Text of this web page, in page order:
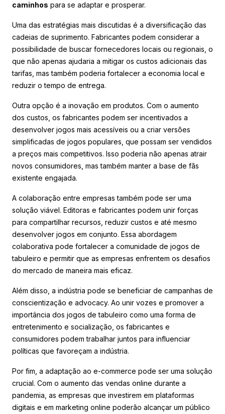
caminhos para se adaptar e prosperar.
Uma das estratégias mais discutidas é a diversificação das
cadeias de suprimento. Fabricantes podem considerar a
possibilidade de buscar fornecedores locais ou regionais, o
que não apenas ajudaria a mitigar os custos adicionais das
tarifas, mas também poderia fortalecer a economia local e
reduzir o tempo de entrega.
Outra opção é a inovação em produtos. Com o aumento
dos custos, os fabricantes podem ser incentivados a
desenvolver jogos mais acessíveis ou a criar versões
simplificadas de jogos populares, que possam ser vendidos
a preços mais competitivos. Isso poderia não apenas atrair
novos consumidores, mas também manter a base de fãs
existente engajada.
A colaboração entre empresas também pode ser uma
solução viável. Editoras e fabricantes podem unir forças
para compartilhar recursos, reduzir custos e até mesmo
desenvolver jogos em conjunto. Essa abordagem
colaborativa pode fortalecer a comunidade de jogos de
tabuleiro e permitir que as empresas enfrentem os desafios
do mercado de maneira mais eficaz.
Além disso, a indústria pode se beneficiar de campanhas de
conscientização e advocacy. Ao unir vozes e promover a
importância dos jogos de tabuleiro como uma forma de
entretenimento e socialização, os fabricantes e
consumidores podem trabalhar juntos para influenciar
políticas que favoreçam a indústria.
Por fim, a adaptação ao e-commerce pode ser uma solução
crucial. Com o aumento das vendas online durante a
pandemia, as empresas que investirem em plataformas
digitais e em marketing online poderão alcançar um público